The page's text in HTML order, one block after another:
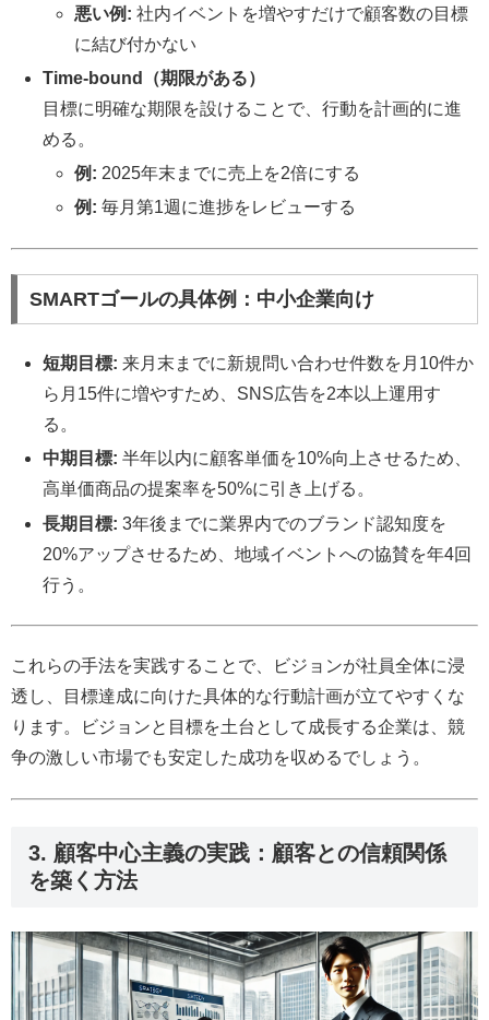
悪い例: 社内イベントを増やすだけで顧客数の目標
に結び付かない
Time-bound（期限がある）
目標に明確な期限を設けることで、行動を計画的に進
める。
例: 2025年末までに売上を2倍にする
例: 毎月第1週に進捗をレビューする
SMARTゴールの具体例：中小企業向け
短期目標: 来月末までに新規問い合わせ件数を月10件か
ら月15件に増やすため、SNS広告を2本以上運用す
る。
中期目標: 半年以内に顧客単価を10%向上させるため、
高単価商品の提案率を50%に引き上げる。
長期目標: 3年後までに業界内でのブランド認知度を
20%アップさせるため、地域イベントへの協賛を年4回
行う。
これらの手法を実践することで、ビジョンが社員全体に浸
透し、目標達成に向けた具体的な行動計画が立てやすくな
ります。ビジョンと目標を土台として成長する企業は、競
争の激しい市場でも安定した成功を収めるでしょう。
3. 顧客中心主義の実践：顧客との信頼関係
を築く方法